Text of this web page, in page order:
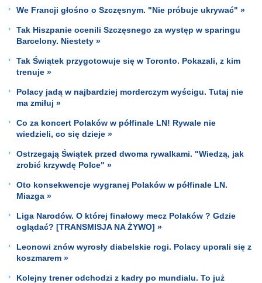
We Francji głośno o Szczęsnym. "Nie próbuje ukrywać" »
Tak Hiszpanie ocenili Szczęsnego za występ w sparingu
Barcelony. Niestety »
Tak Świątek przygotowuje się w Toronto. Pokazali, z kim
trenuje »
Polacy jadą w najbardziej morderczym wyścigu. Tutaj nie
ma zmiłuj »
Co za koncert Polaków w półfinale LN! Rywale nie
wiedzieli, co się dzieje »
Ostrzegają Świątek przed dwoma rywalkami. "Wiedzą, jak
zrobić krzywdę Polce" »
Oto konsekwencje wygranej Polaków w półfinale LN.
Miazga »
Liga Narodów. O której finałowy mecz Polaków ? Gdzie
oglądać? [TRANSMISJA NA ŻYWO] »
Leonowi znów wyrosły diabelskie rogi. Polacy uporali się z
koszmarem »
Kolejny trener odchodzi z kadry po mundialu. To już